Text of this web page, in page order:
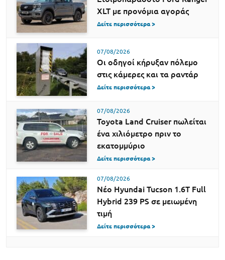
XLT με προνόμια αγοράς
Δείτε περισσότερα >
07/08/2026
Οι οδηγοί κήρυξαν πόλεμο
στις κάμερες και τα ραντάρ
Δείτε περισσότερα >
07/08/2026
Toyota Land Cruiser πωλείται
ένα χιλιόμετρο πριν το
εκατομμύριο
Δείτε περισσότερα >
07/08/2026
Νέο Hyundai Tucson 1.6T Full
Hybrid 239 PS σε μειωμένη
τιμή
Δείτε περισσότερα >